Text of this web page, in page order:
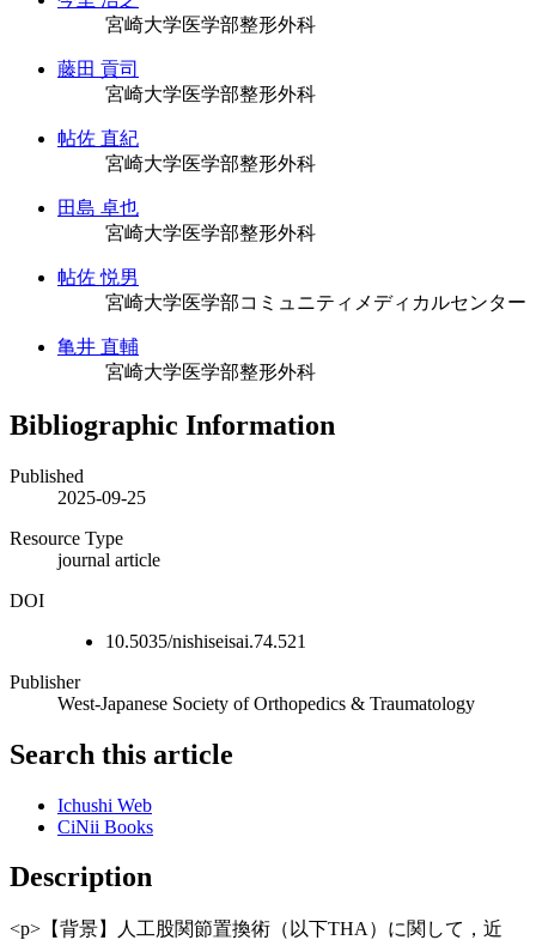
宮崎大学医学部整形外科
藤田 貢司
宮崎大学医学部整形外科
帖佐 直紀
宮崎大学医学部整形外科
田島 卓也
宮崎大学医学部整形外科
帖佐 悦男
宮崎大学医学部コミュニティメディカルセンター
亀井 直輔
宮崎大学医学部整形外科
Bibliographic Information
Published
2025-09-25
Resource Type
journal article
DOI
10.5035/nishiseisai.74.521
Publisher
West-Japanese Society of Orthopedics & Traumatology
Search this article
Ichushi Web
CiNii Books
Description
<p>【背景】人工股関節置換術（以下THA）に関して，近